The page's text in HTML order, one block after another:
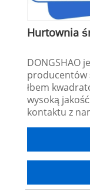
Hurtownia
DONGSHAO
producentów
łbem
wysoką
kontaktu z